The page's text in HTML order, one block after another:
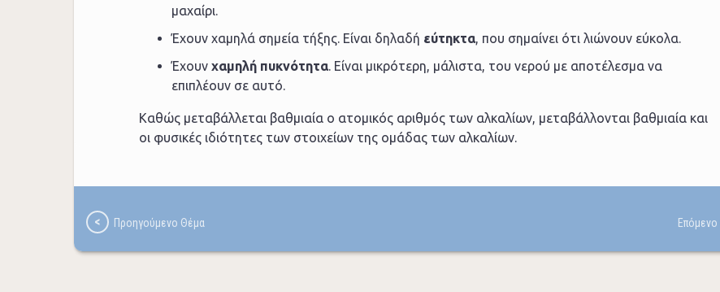
μαχαίρι.
Έχουν χαμηλά σημεία τήξης. Είναι δηλαδή εύτηκτα, που σημαίνει ότι λιώνουν εύκολα.
Έχουν χαμηλή πυκνότητα. Είναι μικρότερη, μάλιστα, του νερού με αποτέλεσμα να
επιπλέουν σε αυτό.
Καθώς μεταβάλλεται βαθμιαία ο ατομικός αριθμός των αλκαλίων, μεταβάλλονται βαθμιαία και
οι φυσικές ιδιότητες των στοιχείων της ομάδας των αλκαλίων.